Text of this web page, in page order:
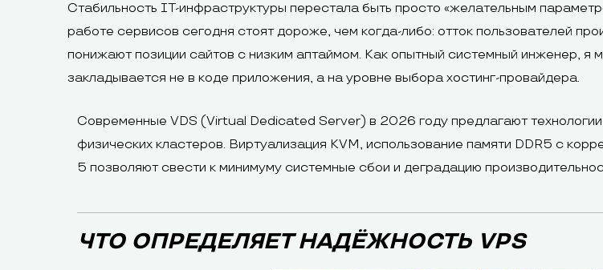
Стабильность IT-инфраструктуры перестала быть просто «желательным
работе сервисов сегодня стоят дороже, чем когда-либо: отток пользователей
понижают позиции сайтов с низким аптаймом. Как опытный системный инженер, я
закладывается не в коде приложения, а на уровне выбора хостинг-провайдера.
Современные VDS (Virtual Dedicated Server) в 2026 году предлагают
физических кластеров. Виртуализация KVM, использование памяти DDR5 с
5 позволяют свести к минимуму системные сбои и деградацию
ЧТО ОПРЕДЕЛЯЕТ НАДЁЖНОСТЬ VPS